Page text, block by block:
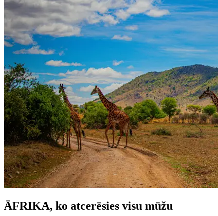
ĀFRIKA, ko atcerēsies visu mūžu